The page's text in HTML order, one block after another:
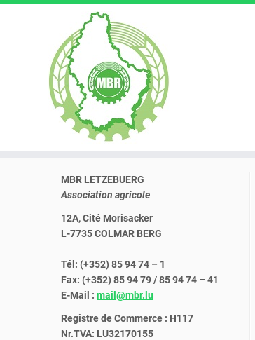
MBR LETZEBUERG
Association agricole
12A, Cité Morisacker
L-7735 COLMAR BERG
Tél: (+352) 85 94 74 – 1
Fax: (+352) 85 94 79 / 85 94 74 – 41
E-Mail : mail@mbr.lu
Registre de Commerce : H117
Nr.TVA: LU32170155